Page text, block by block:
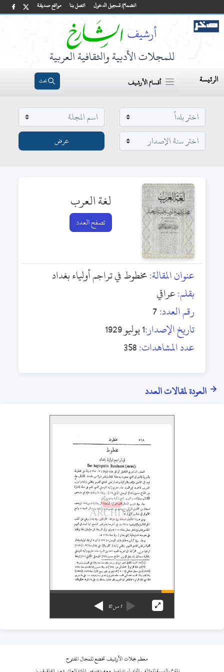
مواقع صديقة اتصل بنا انضمام/ تسجيل الدخول
للمجلات الأدبية والثقافية العربية
الرئيسة أقسام الأرشيف بحث
لغة العرب
تصفح العدد
عنوان المقالة:مخطوط في تراجم أولياء بغداد
بقلم:عراقي
رقم العدد:7
تاريخ الإصدار:1 يوليو 1929
عدد المشاهدات:358
العودة لمقالات العدد
1من10
معظم مجلات الأرشيف تخضع للمجال المفتوح